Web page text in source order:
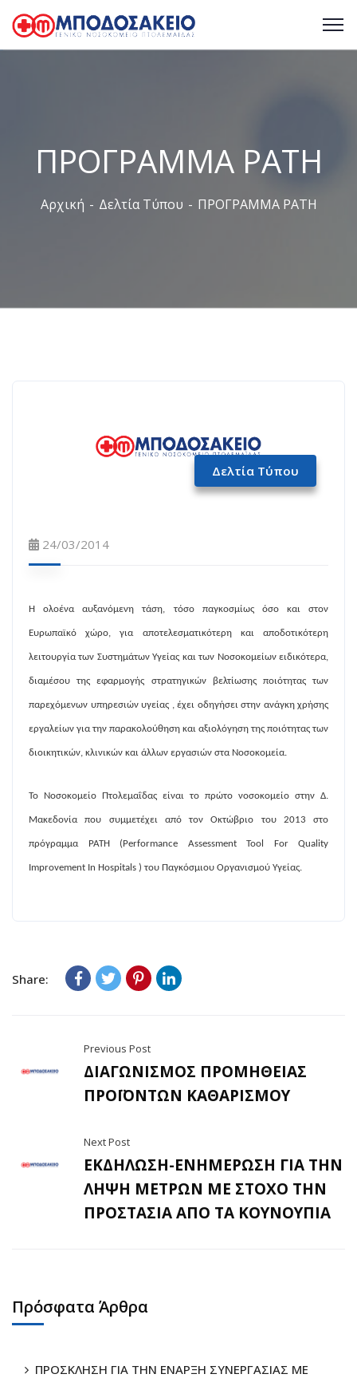
ΠΡΟΓΡΑΜΜΑ PATH
Αρχική Δελτία Τύπου ΠΡΟΓΡΑΜΜΑ PATH
Δελτία Τύπου
24/03/2014
Η ολοένα αυξανόμενη τάση, τόσο παγκοσμίως όσο και στον
Ευρωπαϊκό χώρο, για αποτελεσματικότερη και αποδοτικότερη
λειτουργία των Συστημάτων Υγείας και των Νοσοκομείων ειδικότερα,
διαμέσου της εφαρμογής στρατηγικών βελτίωσης ποιότητας των
παρεχόμενων υπηρεσιών υγείας , έχει οδηγήσει στην ανάγκη χρήσης
εργαλείων για την παρακολούθηση και αξιολόγηση της ποιότητας των
διοικητικών, κλινικών και άλλων εργασιών στα Νοσοκομεία.
Το Νοσοκομείο Πτολεμαΐδας είναι το πρώτο νοσοκομείο στην Δ.
Μακεδονία που συμμετέχει από τον Οκτώβριο του 2013 στο
πρόγραμμα PATH (Performance Assessment Tool For Quality
Improvement In Hospitals ) του Παγκόσμιου Οργανισμού Υγείας.
Share:
Previous Post
ΔΙΑΓΩΝΙΣΜΟΣ ΠΡΟΜΗΘΕΙΑΣ
ΠΡΟΪΟΝΤΩΝ ΚΑΘΑΡΙΣΜΟΥ
Next Post
ΕΚΔΗΛΩΣΗ-ΕΝΗΜΕΡΩΣΗ ΓΙΑ ΤΗΝ
ΛΗΨΗ ΜΕΤΡΩΝ ΜΕ ΣΤΟΧΟ ΤΗΝ
ΠΡΟΣΤΑΣΙΑ ΑΠΟ ΤΑ ΚΟΥΝΟΥΠΙΑ
Πρόσφατα Άρθρα
ΠΡΟΣΚΛΗΣΗ ΓΙΑ ΤΗΝ ΕΝΑΡΞΗ ΣΥΝΕΡΓΑΣΙΑΣ ΜΕ